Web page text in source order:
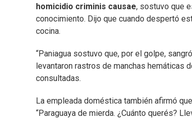
homicidio criminis causae, sostuvo que
conocimiento. Dijo que cuando despertó
cocina.
“Paniagua sostuvo que, por el golpe,
levantaron rastros de manchas hemáticas
consultadas.
La empleada doméstica también afirmó
“Paraguaya de mierda. ¿Cuánto querés?